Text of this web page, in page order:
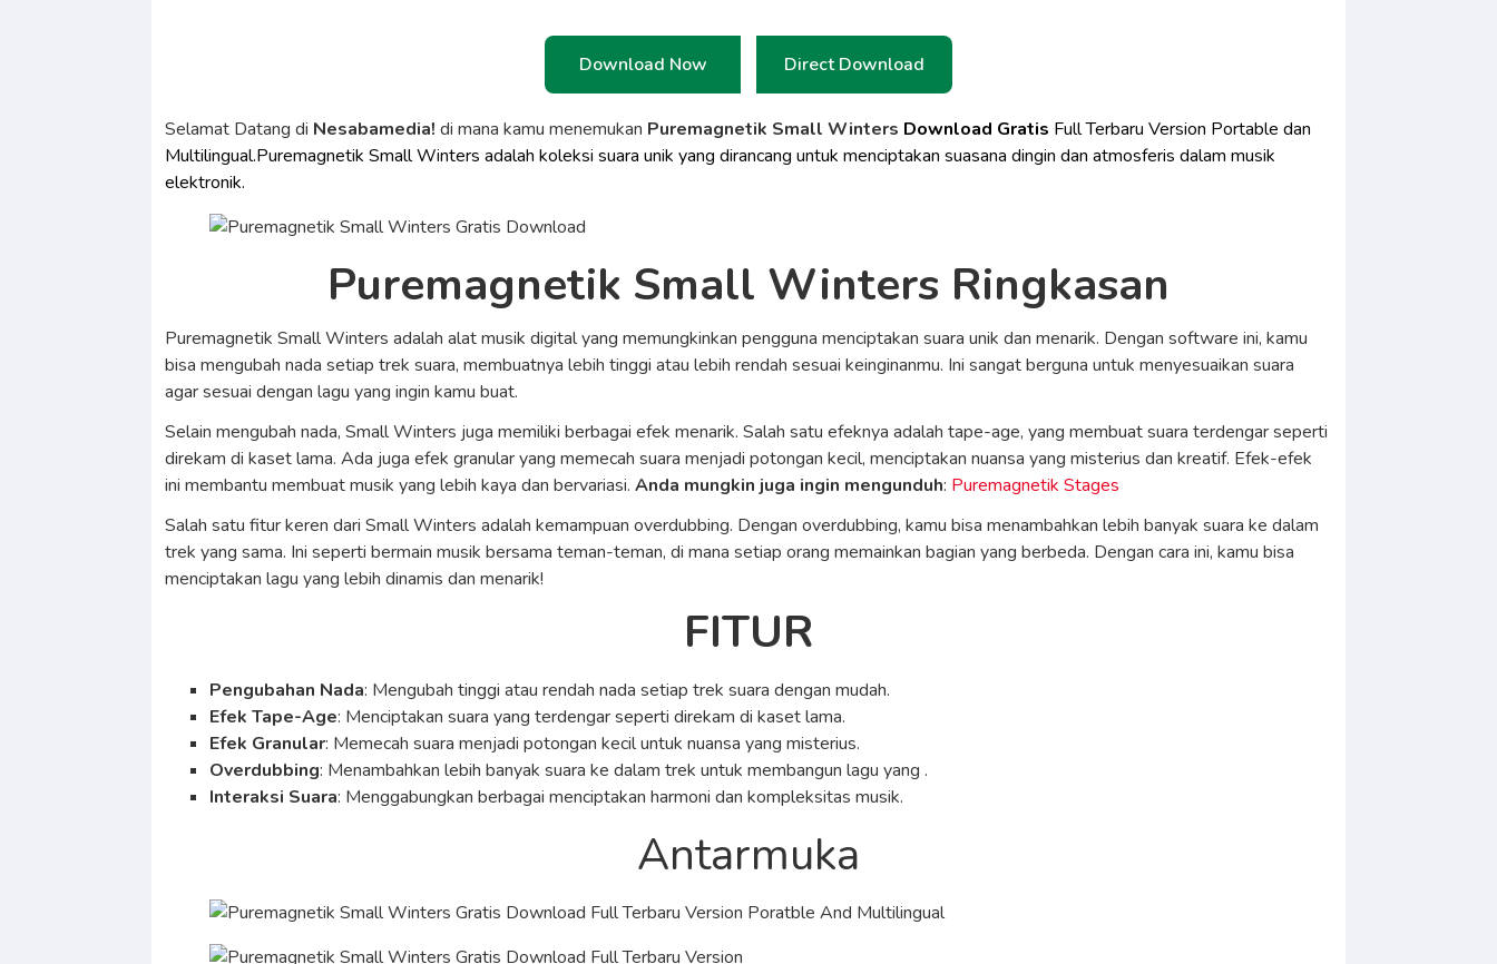
Download Now Direct Download
Selamat Datang di Nesabamedia!di mana kamu menemukan Puremagnetik Small Winters Download Gratis Full Terbaru Version Portable dan
Multilingual.Puremagnetik Small Winters adalah koleksi suara unik yang dirancang untuk menciptakan suasana dingin dan atmosferis dalam musik
elektronik.
Puremagnetik Small Winters Ringkasan
Puremagnetik Small Winters adalah alat musik digital yang memungkinkan pengguna menciptakan suara unik dan menarik. Dengan software ini, kamu
bisa mengubah nada setiap trek suara, membuatnya lebih tinggi atau lebih rendah sesuai keinginanmu. Ini sangat berguna untuk menyesuaikan suara
agar sesuai dengan lagu yang ingin kamu buat.
Selain mengubah nada, Small Winters juga memiliki berbagai efek menarik. Salah satu efeknya adalah tape-age, yang membuat suara terdengar seperti
direkam di kaset lama. Ada juga efek granular yang memecah suara menjadi potongan kecil, menciptakan nuansa yang misterius dan kreatif. Efek-efek
ini membantu membuat musik yang lebih kaya dan bervariasi.Anda mungkin juga ingin mengunduh: Puremagnetik Stages
Salah satu fitur keren dari Small Winters adalah kemampuan overdubbing. Dengan overdubbing, kamu bisa menambahkan lebih banyak suara ke dalam
trek yang sama. Ini seperti bermain musik bersama teman-teman, di mana setiap orang memainkan bagian yang berbeda. Dengan cara ini, kamu bisa
menciptakan lagu yang lebih dinamis dan menarik!
FITUR
Pengubahan Nada: Mengubah tinggi atau rendah nada setiap trek suara dengan mudah.
Efek Tape-Age: Menciptakan suara yang terdengar seperti direkam di kaset lama.
Efek Granular: Memecah suara menjadi potongan kecil untuk nuansa yang misterius.
Overdubbing: Menambahkan lebih banyak suara ke dalam trek untuk membangun lagu yang .
Interaksi Suara: Menggabungkan berbagai menciptakan harmoni dan kompleksitas musik.
Antarmuka